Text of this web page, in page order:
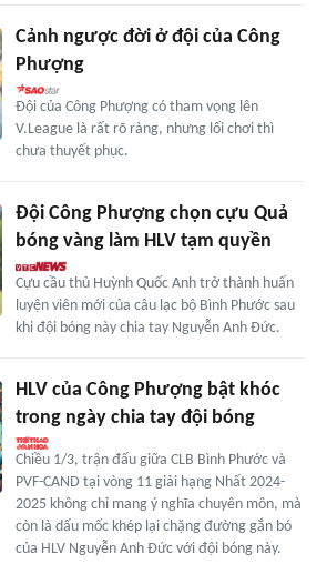
Cảnh ngược đời ở đội của Công
Phượng
Đội của Công Phượng có tham vọng lên
V.League là rất rõ ràng, nhưng lối chơi thì
chưa thuyết phục.
Đội Công Phượng chọn cựu Quả
bóng vàng làm HLV tạm quyền
Cựu cầu thủ Huỳnh Quốc Anh trở thành huấn
luyện viên mới của câu lạc bộ Bình Phước sau
khi đội bóng này chia tay Nguyễn Anh Đức.
HLV của Công Phượng bật khóc
trong ngày chia tay đội bóng
Chiều 1/3, trận đấu giữa CLB Bình Phước và
PVF-CAND tại vòng 11 giải hạng Nhất 2024-
2025 không chỉ mang ý nghĩa chuyên môn, mà
còn là dấu mốc khép lại chặng đường gắn bó
của HLV Nguyễn Anh Đức với đội bóng này.